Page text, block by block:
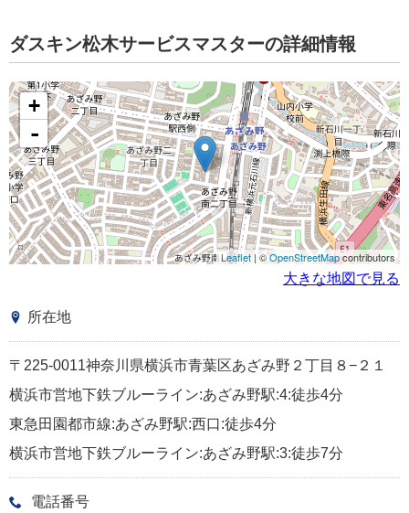
ダスキン松木サービスマスターの詳細情報
+
-
Leaflet | ©OpenStreetMapcontributors
大きな地図で見る
所在地
〒225-0011神奈川県横浜市青葉区あざみ野２丁目８−２１
横浜市営地下鉄ブルーライン:あざみ野駅:4:徒歩4分
東急田園都市線:あざみ野駅:西口:徒歩4分
横浜市営地下鉄ブルーライン:あざみ野駅:3:徒歩7分
電話番号